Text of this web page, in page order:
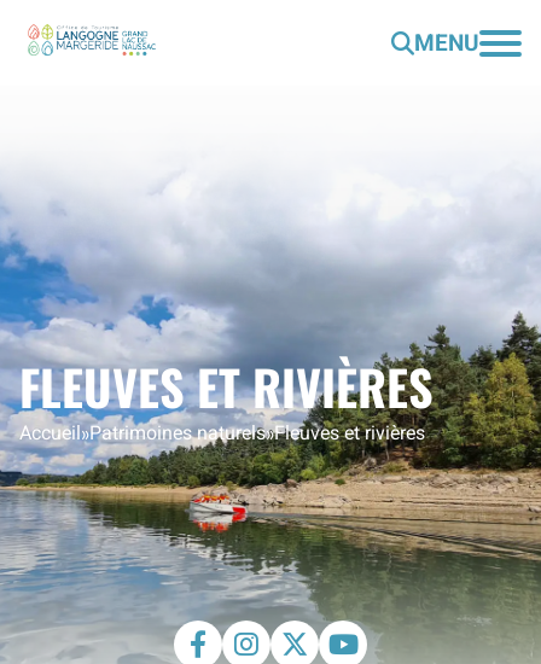
MENU
FLEUVES ET RIVIÈRES
Accueil»Patrimoines naturels»Fleuves et rivières